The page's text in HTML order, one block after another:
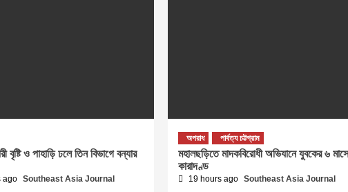
বৃষ্টি ও পাহাড়ি ঢলে তিন বিভাগে বন্যার
ago Southeast Asia Journal
অপরাধ পার্বত্য চট্টগ্রাম
মহালছড়িতে মাদকবিরোধী অভিযানে যুবকের ৬
কারাদণ্ড
19 hours ago Southeast Asia Journal